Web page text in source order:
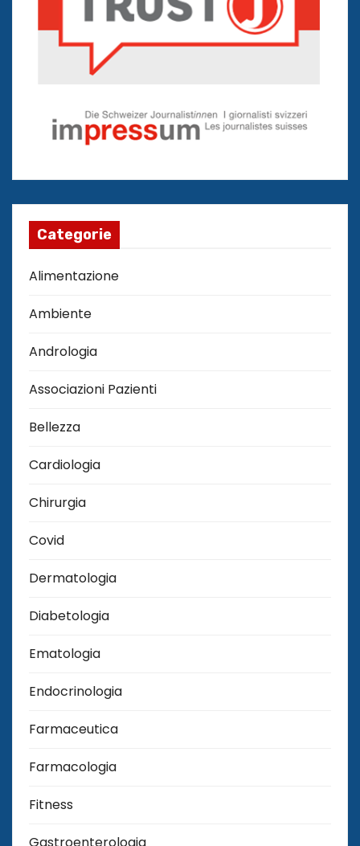
Categorie
Alimentazione
Ambiente
Andrologia
Associazioni Pazienti
Bellezza
Cardiologia
Chirurgia
Covid
Dermatologia
Diabetologia
Ematologia
Endocrinologia
Farmaceutica
Farmacologia
Fitness